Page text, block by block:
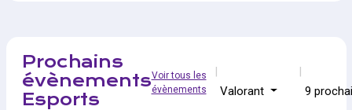
Prochains
évènements
Esports
Voir tous les
évènements
Valorant 9